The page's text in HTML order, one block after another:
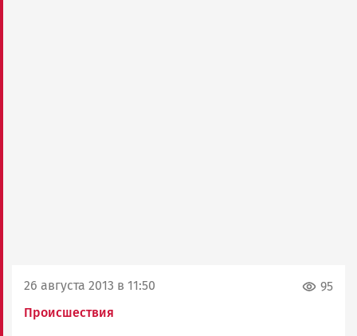
26 августа 2013 в 11:50
Происшествия
95